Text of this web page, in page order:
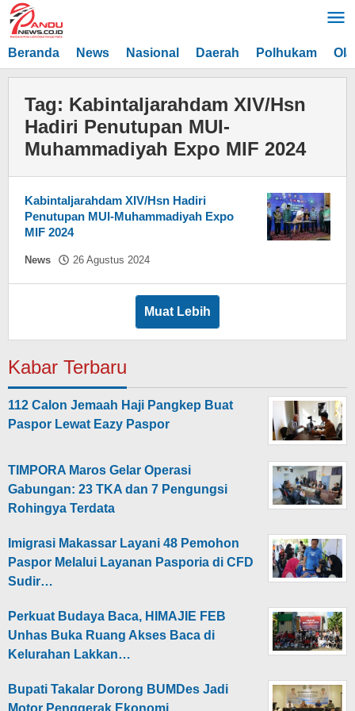
Lewati
ke
konten
Beranda News Nasional Daerah Polhukam
Tag: Kabintaljarahdam XIV/Hsn
Hadiri Penutupan MUI-
Muhammadiyah Expo MIF 2024
Kabintaljarahdam XIV/Hsn Hadiri
Penutupan MUI-Muhammadiyah Expo
MIF 2024
News 26 Agustus 2024
Muat Lebih
Kabar Terbaru
112 Calon Jemaah Haji Pangkep Buat
Paspor Lewat Eazy Paspor
TIMPORA Maros Gelar Operasi
Gabungan: 23 TKA dan 7 Pengungsi
Rohingya Terdata
Imigrasi Makassar Layani 48 Pemohon
Paspor Melalui Layanan Pasporia di CFD
Sudir…
Perkuat Budaya Baca, HIMAJIE FEB
Unhas Buka Ruang Akses Baca di
Kelurahan Lakkan…
Bupati Takalar Dorong BUMDes Jadi
Motor Penggerak Ekonomi